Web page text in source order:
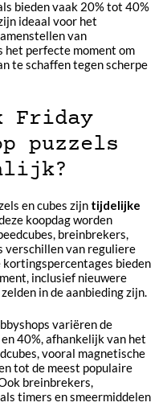
bieden vaak 20% tot 40%
ideaal voor het
van
perfecte moment om
te schaffen tegen scherpe
Friday
puzzels
en cubes zijn tijdelijke
koopdag worden
breinbrekers,
verschillen van reguliere
bieden
inclusief nieuwere
in de aanbieding zijn.
variëren de
40%, afhankelijk van het
vooral magnetische
tot de meest populaire
breinbrekers,
timers en smeermiddelen